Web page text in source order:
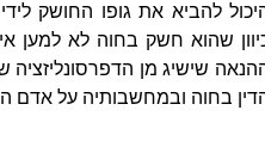
להביא את גופו החושק
שהוא חשק בחוה לא למען
שישיג מן הדפרסונליזציה
בחוה ובמחשבותיה על אדם